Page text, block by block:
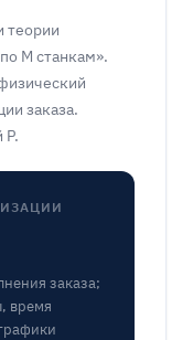
теории
M станкам».
заказа.
заказа;
время